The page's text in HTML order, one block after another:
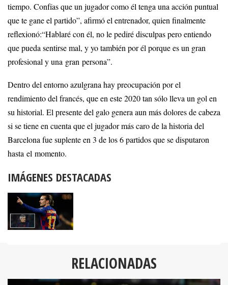
tiempo. Confías que un jugador como él tenga una acción puntual
que te gane el partido”, afirmó el entrenador, quien finalmente
reflexionó:“Hablaré con él, no le pediré disculpas pero entiendo
que pueda sentirse mal, y yo también por él porque es un gran
profesional y una gran persona”.
Dentro del entorno azulgrana hay preocupación por el
rendimiento del francés, que en este 2020 tan sólo lleva un gol en
su historial. El presente del galo genera aun más dolores de cabeza
si se tiene en cuenta que el jugador más caro de la historia del
Barcelona fue suplente en 3 de los 6 partidos que se disputaron
hasta el momento.
IMÁGENES DESTACADAS
RELACIONADAS